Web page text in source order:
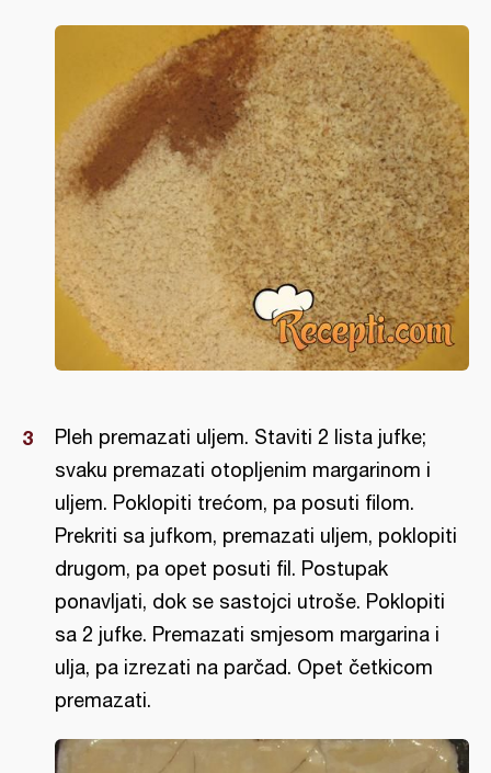
Pleh premazati uljem. Staviti 2 lista jufke;
svaku premazati otopljenim margarinom i
uljem. Poklopiti trećom, pa posuti filom.
Prekriti sa jufkom, premazati uljem, poklopiti
drugom, pa opet posuti fil. Postupak
ponavljati, dok se sastojci utroše. Poklopiti
sa 2 jufke. Premazati smjesom margarina i
ulja, pa izrezati na parčad. Opet četkicom
premazati.